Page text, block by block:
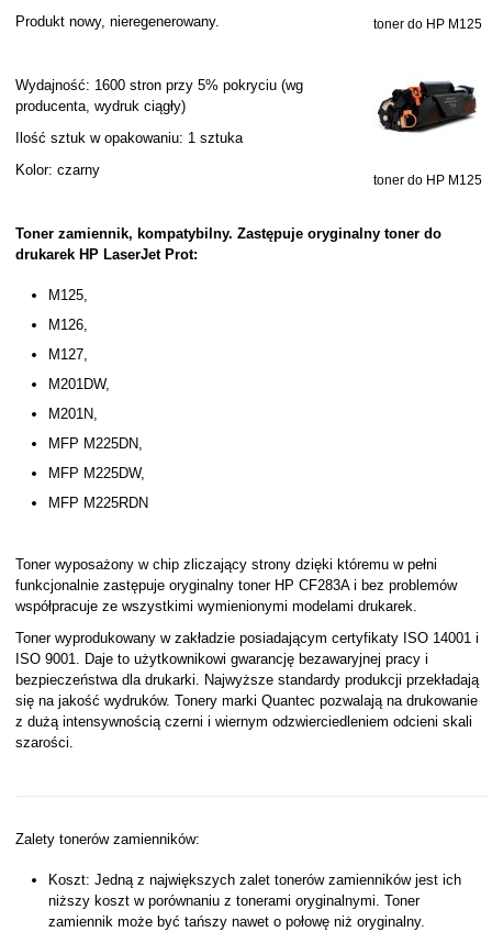
toner do HP M125
toner do HP M125
Produkt nowy, nieregenerowany.
Wydajność: 1600 stron przy 5% pokryciu (wg
producenta, wydruk ciągły)
Ilość sztuk w opakowaniu: 1 sztuka
Kolor: czarny
Toner zamiennik, kompatybilny. Zastępuje oryginalny toner do
drukarek HP LaserJet Prot:
M125,
M126,
M127,
M201DW,
M201N,
MFP M225DN,
MFP M225DW,
MFP M225RDN
Toner wyposażony w chip zliczający strony dzięki któremu w pełni
funkcjonalnie zastępuje oryginalny toner HP CF283A i bez problemów
współpracuje ze wszystkimi wymienionymi modelami drukarek.
Toner wyprodukowany w zakładzie posiadającym certyfikaty ISO 14001 i
ISO 9001. Daje to użytkownikowi gwarancję bezawaryjnej pracy i
bezpieczeństwa dla drukarki. Najwyższe standardy produkcji przekładają
się na jakość wydruków. Tonery marki Quantec pozwalają na drukowanie
z dużą intensywnością czerni i wiernym odzwierciedleniem odcieni skali
szarości.
Zalety tonerów zamienników:
Koszt: Jedną z największych zalet tonerów zamienników jest ich
niższy koszt w porównaniu z tonerami oryginalnymi. Toner
zamiennik może być tańszy nawet o połowę niż oryginalny.